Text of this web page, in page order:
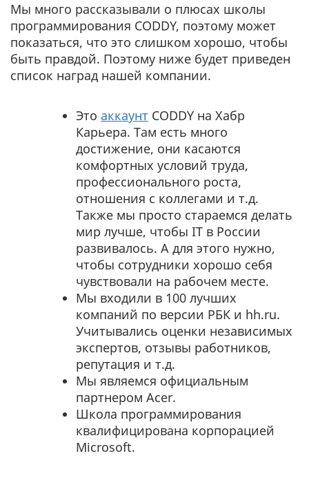
Мы много рассказывали о плюсах школы
программирования CODDY, поэтому может
показаться, что это слишком хорошо, чтобы
быть правдой. Поэтому ниже будет приведен
список наград нашей компании.
Это аккаунт CODDY на Хабр
Карьера. Там есть много
достижение, они касаются
комфортных условий труда,
профессионального роста,
отношения с коллегами и т.д.
Также мы просто стараемся делать
мир лучше, чтобы IT в России
развивалось. А для этого нужно,
чтобы сотрудники хорошо себя
чувствовали на рабочем месте.
Мы входили в 100 лучших
компаний по версии РБК и hh.ru.
Учитывались оценки независимых
экспертов, отзывы работников,
репутация и т.д.
Мы являемся официальным
партнером Acer.
Школа программирования
квалифицирована корпорацией
Microsoft.